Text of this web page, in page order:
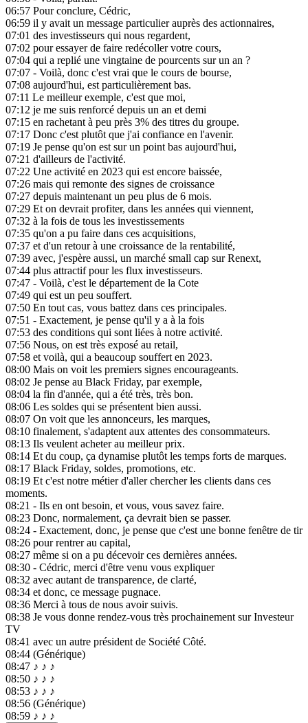
06:57 Pour conclure, Cédric,
06:59 il y avait un message particulier auprès des actionnaires,
07:01 des investisseurs qui nous regardent,
07:02 pour essayer de faire redécoller votre cours,
07:04 qui a replié une vingtaine de pourcents sur un an ?
07:07 - Voilà, donc c'est vrai que le cours de bourse,
07:08 aujourd'hui, est particulièrement bas.
07:11 Le meilleur exemple, c'est que moi,
07:12 je me suis renforcé depuis un an et demi
07:15 en rachetant à peu près 3% des titres du groupe.
07:17 Donc c'est plutôt que j'ai confiance en l'avenir.
07:19 Je pense qu'on est sur un point bas aujourd'hui,
07:21 d'ailleurs de l'activité.
07:22 Une activité en 2023 qui est encore baissée,
07:26 mais qui remonte des signes de croissance
07:27 depuis maintenant un peu plus de 6 mois.
07:29 Et on devrait profiter, dans les années qui viennent,
07:32 à la fois de tous les investissements
07:35 qu'on a pu faire dans ces acquisitions,
07:37 et d'un retour à une croissance de la rentabilité,
07:39 avec, j'espère aussi, un marché small cap sur Renext,
07:44 plus attractif pour les flux investisseurs.
07:47 - Voilà, c'est le département de la Cote
07:49 qui est un peu souffert.
07:50 En tout cas, vous battez dans ces principales.
07:51 - Exactement, je pense qu'il y a à la fois
07:53 des conditions qui sont liées à notre activité.
07:56 Nous, on est très exposé au retail,
07:58 et voilà, qui a beaucoup souffert en 2023.
08:00 Mais on voit les premiers signes encourageants.
08:02 Je pense au Black Friday, par exemple,
08:04 la fin d'année, qui a été très, très bon.
08:06 Les soldes qui se présentent bien aussi.
08:07 On voit que les annonceurs, les marques,
08:10 finalement, s'adaptent aux attentes des consommateurs.
08:13 Ils veulent acheter au meilleur prix.
08:14 Et du coup, ça dynamise plutôt les temps forts de marques.
08:17 Black Friday, soldes, promotions, etc.
08:19 Et c'est notre métier d'aller chercher les clients dans ces
moments.
08:21 - Ils en ont besoin, et vous, vous savez faire.
08:23 Donc, normalement, ça devrait bien se passer.
08:24 - Exactement, donc, je pense que c'est une bonne fenêtre de tir
08:26 pour rentrer au capital,
08:27 même si on a pu décevoir ces dernières années.
08:30 - Cédric, merci d'être venu vous expliquer
08:32 avec autant de transparence, de clarté,
08:34 et donc, ce message pugnace.
08:36 Merci à tous de nous avoir suivis.
08:38 Je vous donne rendez-vous très prochainement sur Investeur
TV
08:41 avec un autre président de Société Côté.
08:44 (Générique)
08:47 ♪ ♪ ♪
08:50 ♪ ♪ ♪
08:53 ♪ ♪ ♪
08:56 (Générique)
08:59 ♪ ♪ ♪